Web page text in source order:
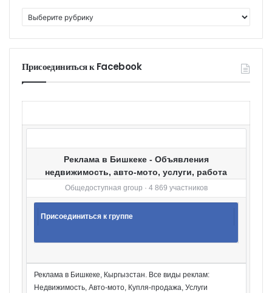
а
т
г
и
Присоединиться к Facebook
Реклама в Бишкеке - Объявления
недвижимость, авто-мото, услуги, работа
Общедоступная group · 4 869 участников
Присоединиться к группе
Реклама в Бишкеке, Кыргызстан. Все виды реклам:
Недвижимость, Авто-мото, Купля-продажа, Услуги